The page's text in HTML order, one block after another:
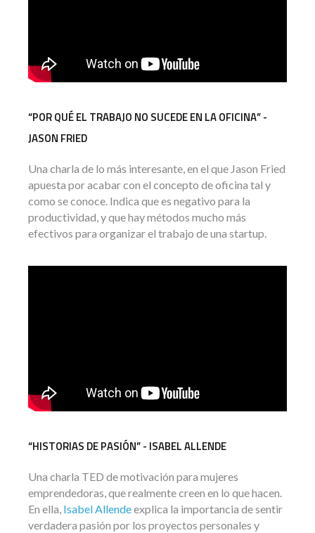
“POR QUÉ EL TRABAJO NO SUCEDE EN LA OFICINA” -
JASON FRIED
Una charla de lo más interesante, en el que Jason Fried
apuesta por acabar con el concepto de oficina tal y
como se conoce. Indica que es negativo para la
productividad, y que hay métodos mucho más
efectivos para organizar el trabajo de una startup.
“HISTORIAS DE PASIÓN” - ISABEL ALLENDE
Una charla TED de motivación para mujeres
emprendedoras, que realmente creen en lo que hacen.
En ella, Isabel Allendeexplica la importancia de sentir
verdadera pasión por los proyectos personales y